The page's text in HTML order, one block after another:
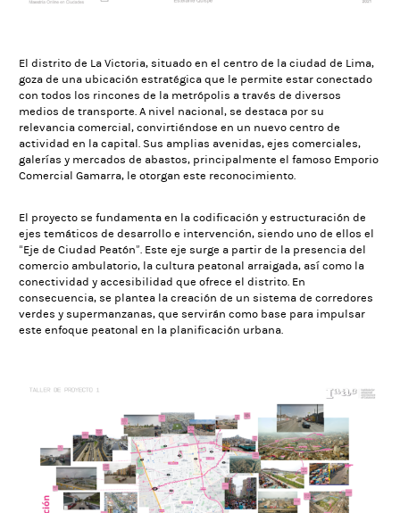
El distrito de La Victoria, situado en el centro de la ciudad de Lima,
goza de una ubicación estratégica que le permite estar conectado
con todos los rincones de la metrópolis a través de diversos
medios de transporte. A nivel nacional, se destaca por su
relevancia comercial, convirtiéndose en un nuevo centro de
actividad en la capital. Sus amplias avenidas, ejes comerciales,
galerías y mercados de abastos, principalmente el famoso Emporio
Comercial Gamarra, le otorgan este reconocimiento.
El proyecto se fundamenta en la codificación y estructuración de
ejes temáticos de desarrollo e intervención, siendo uno de ellos el
“Eje de Ciudad Peatón”. Este eje surge a partir de la presencia del
comercio ambulatorio, la cultura peatonal arraigada, así como la
conectividad y accesibilidad que ofrece el distrito. En
consecuencia, se plantea la creación de un sistema de corredores
verdes y supermanzanas, que servirán como base para impulsar
este enfoque peatonal en la planificación urbana.